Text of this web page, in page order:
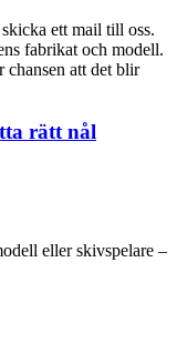
ett mail till oss.
fabrikat och modell.
chansen att det blir
rätt nål
eller skivspelare –